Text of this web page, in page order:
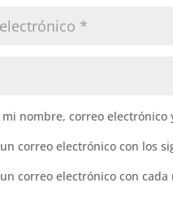
mi nombre, correo
correo electrónico con los
correo electrónico con cada